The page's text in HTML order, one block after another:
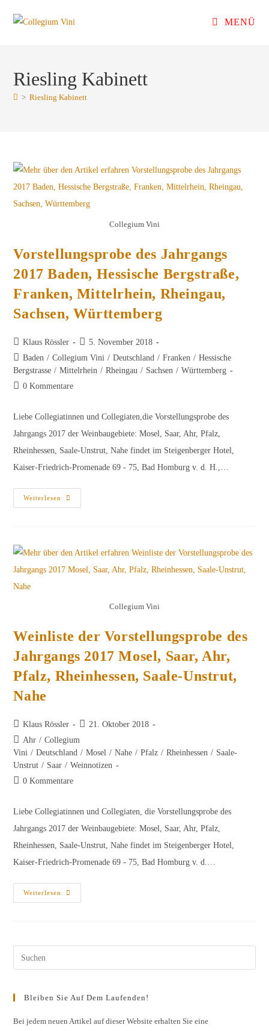
Inhalt
MENÜ
Riesling Kabinett
> Riesling Kabinett
Collegium Vini
Vorstellungsprobe des Jahrgangs
2017 Baden, Hessische Bergstraße,
Franken, Mittelrhein, Rheingau,
Sachsen, Württemberg
Beitrags-
Autor:
Klaus Rössler
Beitrag
veröffentlicht:
5. November 2018
Beitrags-
Kategorie:
Baden / Collegium Vini / Deutschland / Franken / Hessische
Bergstrasse / Mittelrhein / Rheingau / Sachsen / Württemberg
Beitrags-
0 Kommentare
Liebe Collegiatinnen und Collegiaten,die Vorstellungsprobe des
Jahrgangs 2017 der Weinbaugebiete: Mosel, Saar, Ahr, Pfalz,
Rheinhessen, Saale-Unstrut, Nahe findet im Steigenberger Hotel,
Kaiser-Friedrich-Promenade 69 - 75, Bad Homburg v. d. H.,…
Weiterlesen
Vorstellungsprobe
Des
Bergstraße,
Franken,
Mittelrhein,
Rheingau,
Collegium Vini
Weinliste der Vorstellungsprobe des
Jahrgangs 2017 Mosel, Saar, Ahr,
Pfalz, Rheinhessen, Saale-Unstrut,
Nahe
Beitrags-
Autor:
Klaus Rössler
Beitrag
veröffentlicht:
21. Oktober 2018
Beitrags-
Kategorie:
Ahr / Collegium
Vini / Deutschland / Mosel / Nahe / Pfalz / Rheinhessen / Saale-
Unstrut / Saar / Weinnotizen
Beitrags-
0 Kommentare
Liebe Collegiatinnen und Collegiaten, die Vorstellungsprobe des
Jahrgangs 2017 der Weinbaugebiete: Mosel, Saar, Ahr, Pfalz,
Rheinhessen, Saale-Unstrut, Nahe findet im Steigenberger Hotel,
Kaiser-Friedrich-Promenade 69 - 75, Bad Homburg v. d.…
Weiterlesen
Weinliste
Der
Mosel,
Pfalz,
Unstrut,
Nahe
Bleiben Sie Auf Dem Laufenden!
Bei jedem neuen Artikel auf dieser Website erhalten Sie eine